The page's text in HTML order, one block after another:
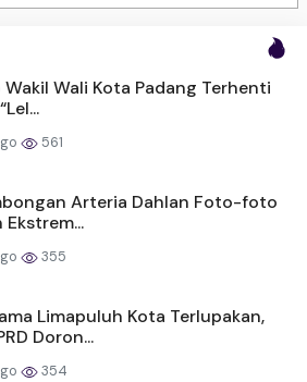
Wali Kota Padang Terhenti
561
Arteria Dahlan Foto-foto
355
Limapuluh Kota Terlupakan,
Doron...
354